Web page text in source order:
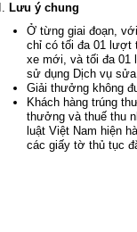
Lưu ý chung
Ở từng giai đoạn,
chỉ có tối đa 01 lượt
xe mới, và tối đa 01
sử dụng Dịch vụ
Giải thưởng không
Khách hàng trúng
thưởng và thuế thu
luật Việt Nam hiện
các giấy tờ thủ tục